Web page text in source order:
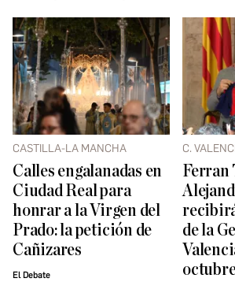
CASTILLA-LA MANCHA
Calles engalanadas en
Ciudad Real para
honrar a la Virgen del
Prado: la petición de
Cañizares
El Debate
C.
Ferran
de la